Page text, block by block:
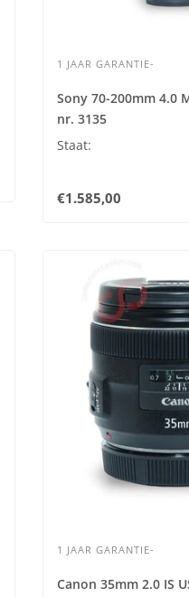
1 JAAR GARANTIE-
Sony 70-200mm 4.0
nr. 3135
Staat:
€1.585,00
1 JAAR GARANTIE-
Canon 35mm 2.0 IS